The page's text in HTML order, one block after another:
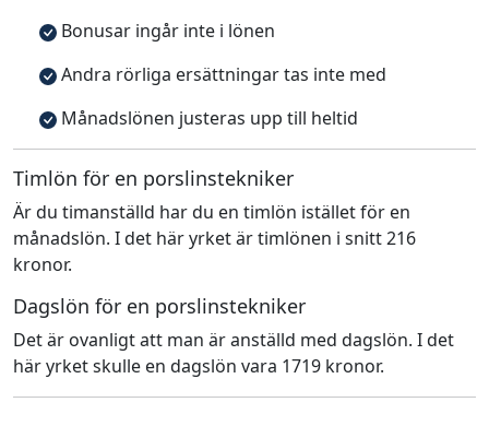
Bonusar ingår inte i lönen
Andra rörliga ersättningar tas inte med
Månadslönen justeras upp till heltid
Timlön för en porslinstekniker
Är du timanställd har du en timlön istället för en
månadslön. I det här yrket är timlönen i snitt 216
kronor.
Dagslön för en porslinstekniker
Det är ovanligt att man är anställd med dagslön. I det
här yrket skulle en dagslön vara 1719 kronor.